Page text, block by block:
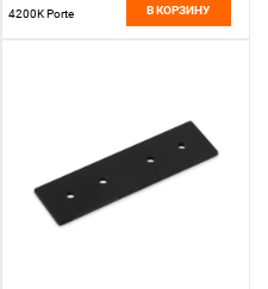
4200K Porte
В КОРЗИНУ